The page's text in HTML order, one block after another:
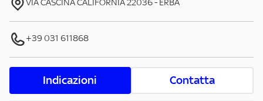
VIA CASCINA CALIFORNIA22036- ERBA
+39 031 611868
Indicazioni Contatta